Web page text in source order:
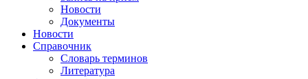
Новости
Документы
Новости
Справочник
Словарь терминов
Литература